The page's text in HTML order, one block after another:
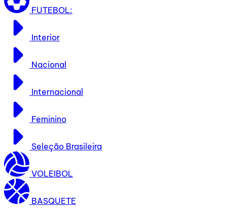
FUTEBOL:
Interior
Nacional
Internacional
Feminino
Seleção Brasileira
VOLEIBOL
BASQUETE